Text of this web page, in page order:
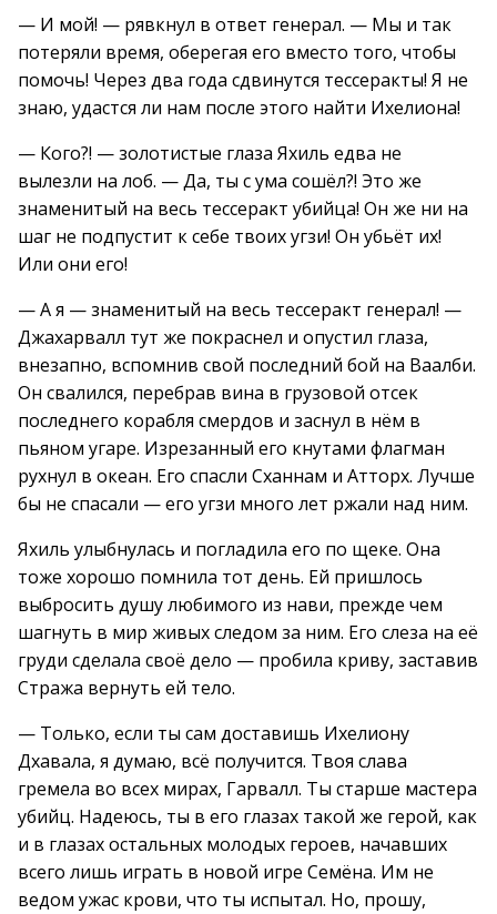
— И мой! — рявкнул в ответ генерал. — Мы и так
потеряли время, оберегая его вместо того, чтобы
помочь! Через два года сдвинутся тессеракты! Я не
знаю, удастся ли нам после этого найти Ихелиона!
— Кого?! — золотистые глаза Яхиль едва не
вылезли на лоб. — Да, ты с ума сошёл?! Это же
знаменитый на весь тессеракт убийца! Он же ни на
шаг не подпустит к себе твоих угзи! Он убьёт их!
Или они его!
— А я — знаменитый на весь тессеракт генерал! —
Джахарвалл тут же покраснел и опустил глаза,
внезапно, вспомнив свой последний бой на Ваалби.
Он свалился, перебрав вина в грузовой отсек
последнего корабля смердов и заснул в нём в
пьяном угаре. Изрезанный его кнутами флагман
рухнул в океан. Его спасли Сханнам и Атторх. Лучше
бы не спасали — его угзи много лет ржали над ним.
Яхиль улыбнулась и погладила его по щеке. Она
тоже хорошо помнила тот день. Ей пришлось
выбросить душу любимого из нави, прежде чем
шагнуть в мир живых следом за ним. Его слеза на её
груди сделала своё дело — пробила криву, заставив
Стража вернуть ей тело.
— Только, если ты сам доставишь Ихелиону
Дхавала, я думаю, всё получится. Твоя слава
гремела во всех мирах, Гарвалл. Ты старше мастера
убийц. Надеюсь, ты в его глазах такой же герой, как
и в глазах остальных молодых героев, начавших
всего лишь играть в новой игре Семёна. Им не
ведом ужас крови, что ты испытал. Но, прошу,